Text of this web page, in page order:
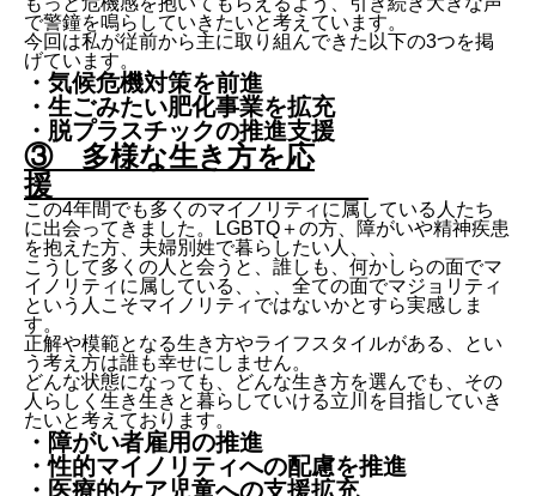
で警鐘を鳴らしていきたいと考えています。
今回は私が従前から主に取り組んできた以下の3つを掲
げています。
・気候危機対策を前進
・生ごみたい肥化事業を拡充
・脱プラスチックの推進支援
③ 多様な生き方を応
援
この4年間でも多くのマイノリティに属している人たち
に出会ってきました。LGBTQ＋の方、障がいや精神疾患
を抱えた方、夫婦別姓で暮らしたい人、、、
こうして多くの人と会うと、誰しも、何かしらの面でマ
イノリティに属している、、、全ての面でマジョリティ
という人こそマイノリティではないかとすら実感しま
す。
正解や模範となる生き方やライフスタイルがある、とい
う考え方は誰も幸せにしません。
どんな状態になっても、どんな生き方を選んでも、その
人らしく生き生きと暮らしていける立川を目指していき
たいと考えております。
・障がい者雇用の推進
・性的マイノリティへの配慮を推進
・医療的ケア児童への支援拡充